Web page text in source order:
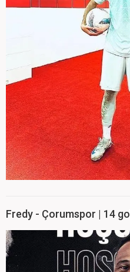
Fredy - Çorumspor | 14 gol